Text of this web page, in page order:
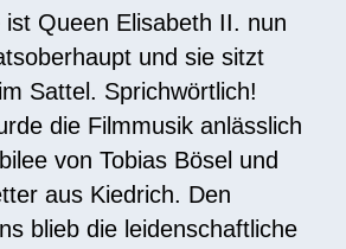
ist Queen Elisabeth II. nun
und sie sitzt
Sattel. Sprichwörtlich!
die Filmmusik anlässlich
von Tobias Bösel und
aus Kiedrich. Den
blieb die leidenschaftliche